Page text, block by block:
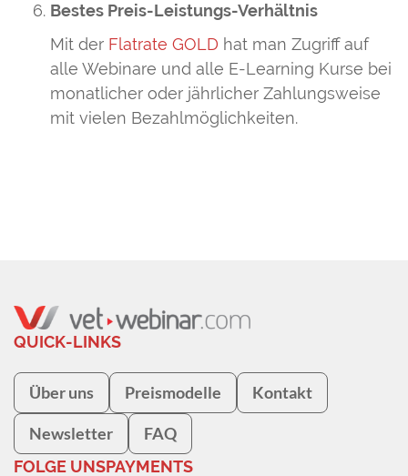
Bestes Preis-Leistungs-Verhältnis
Mit der Flatrate GOLD hat man Zugriff auf
alle Webinare und alle E-Learning Kurse bei
monatlicher oder jährlicher Zahlungsweise
mit vielen Bezahlmöglichkeiten.
QUICK-LINKS
Über uns Preismodelle Kontakt
Newsletter FAQ
FOLGE UNSPAYMENTS